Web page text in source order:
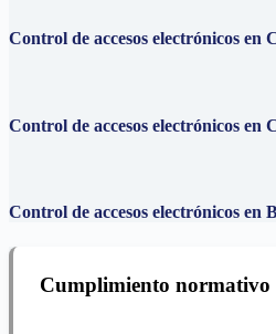
Control de accesos electrónicos en
Control de accesos electrónicos en
Control de accesos electrónicos en
Cumplimiento normativo